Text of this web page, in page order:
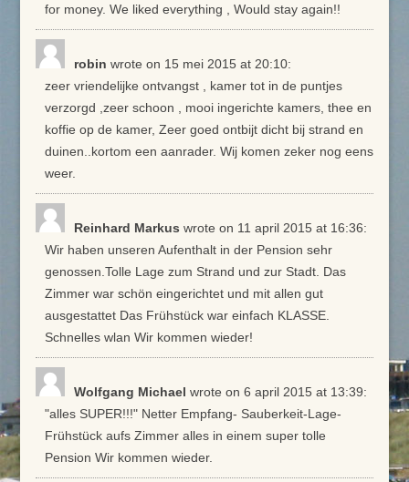
for money. We liked everything , Would stay again!!
robin wrote on 15 mei 2015at 20:10:
zeer vriendelijke ontvangst , kamer tot in de puntjes
verzorgd ,zeer schoon , mooi ingerichte kamers, thee en
koffie op de kamer, Zeer goed ontbijt dicht bij strand en
duinen..kortom een aanrader. Wij komen zeker nog eens
weer.
Reinhard Markus wrote on 11 april 2015at 16:36:
Wir haben unseren Aufenthalt in der Pension sehr
genossen.Tolle Lage zum Strand und zur Stadt. Das
Zimmer war schön eingerichtet und mit allen gut
ausgestattet Das Frühstück war einfach KLASSE.
Schnelles wlan Wir kommen wieder!
Wolfgang Michael wrote on 6 april 2015at 13:39:
"alles SUPER!!!" Netter Empfang- Sauberkeit-Lage-
Frühstück aufs Zimmer alles in einem super tolle
Pension Wir kommen wieder.